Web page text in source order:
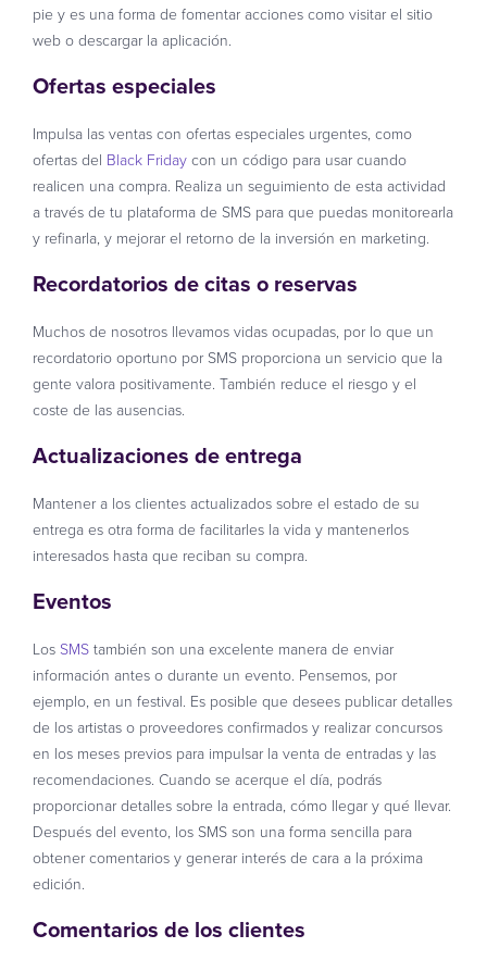
pie y es una forma de fomentar acciones como visitar el sitio
web o descargar la aplicación.
Ofertas especiales
Impulsa las ventas con ofertas especiales urgentes, como
ofertas del Black Friday con un código para usar cuando
realicen una compra. Realiza un seguimiento de esta actividad
a través de tu plataforma de SMS para que puedas monitorearla
y refinarla, y mejorar el retorno de la inversión en marketing.
Recordatorios de citas o reservas
Muchos de nosotros llevamos vidas ocupadas, por lo que un
recordatorio oportuno por SMS proporciona un servicio que la
gente valora positivamente. También reduce el riesgo y el
coste de las ausencias.
Actualizaciones de entrega
Mantener a los clientes actualizados sobre el estado de su
entrega es otra forma de facilitarles la vida y mantenerlos
interesados hasta que reciban su compra.
Eventos
Los SMS también son una excelente manera de enviar
información antes o durante un evento. Pensemos, por
ejemplo, en un festival. Es posible que desees publicar detalles
de los artistas o proveedores confirmados y realizar concursos
en los meses previos para impulsar la venta de entradas y las
recomendaciones. Cuando se acerque el día, podrás
proporcionar detalles sobre la entrada, cómo llegar y qué llevar.
Después del evento, los SMS son una forma sencilla para
obtener comentarios y generar interés de cara a la próxima
edición.
Comentarios de los clientes